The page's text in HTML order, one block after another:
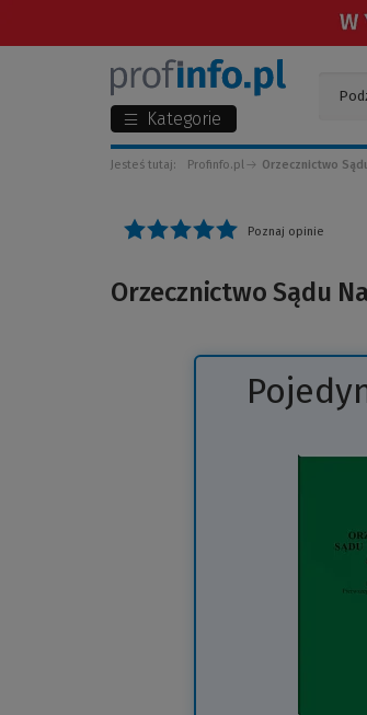
Kategorie
Jesteś tutaj: Profinfo.pl Orzecznictwo
Poznaj opinie
Orzecznictwo Sądu